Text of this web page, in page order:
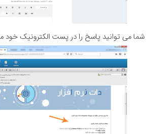
شما می توانید پاسخ را در پست الکترونیک خود